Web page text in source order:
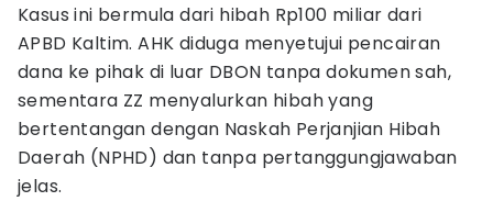
Kasus ini bermula dari hibah Rp100 miliar dari
APBD Kaltim. AHK diduga menyetujui pencairan
dana ke pihak di luar DBON tanpa dokumen sah,
sementara ZZ menyalurkan hibah yang
bertentangan dengan Naskah Perjanjian Hibah
Daerah (NPHD) dan tanpa pertanggungjawaban
jelas.